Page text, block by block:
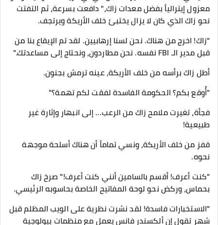
معزول إيترالياً بفضل معدات زاك،" دافعت بسرعة، ثم التفتت
نحو زاك الذي كان لا يزال يختبئ خلف الأريكة ويرتجف.
​"زاك! اخرج من هناك. نحن لسنا إرهابيين. لقد تم الإيقاع بنا من
قبل مدير الـ FBI نفسه. نحن مطاردون، ونحتاج إلى مساعدتك."
​أطل زاك برأسه من خلف الأريكة، عينه ترمش بجنون.
"أُوقع بكم؟ الحكومة الفاسدة لفقت لكم تهمة؟"
​فجأة، تغيرت ملامح زاك من الرعب... إلى انبهار وإثارة غير
طبيعية!
​قفز من خلف الأريكة، ونسي تماماً أن هناك أسلحة موجهة
نحوه.
​"كنت أعرف! أقسم بالسامين أنني كنت أعرف!" صرخ زاك
بحماس، وركض نحو لوحة المفاتيح الخاصة بحاسوبه الرئيسي.
"الاستخبارات فاسدة! لقد نشرت نظرية على الويب المظلم قبل
شهر تقول إن ألكسندر فانس يعمل مع منظمات بيولوجية